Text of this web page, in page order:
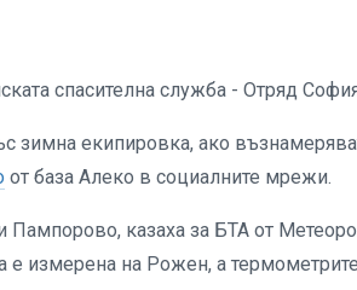
спасителна служба - Отряд
зимна екипировка, ако
от база Алеко в социалните мрежи.
Пампорово, казаха за БТА от
е измерена на Рожен, а